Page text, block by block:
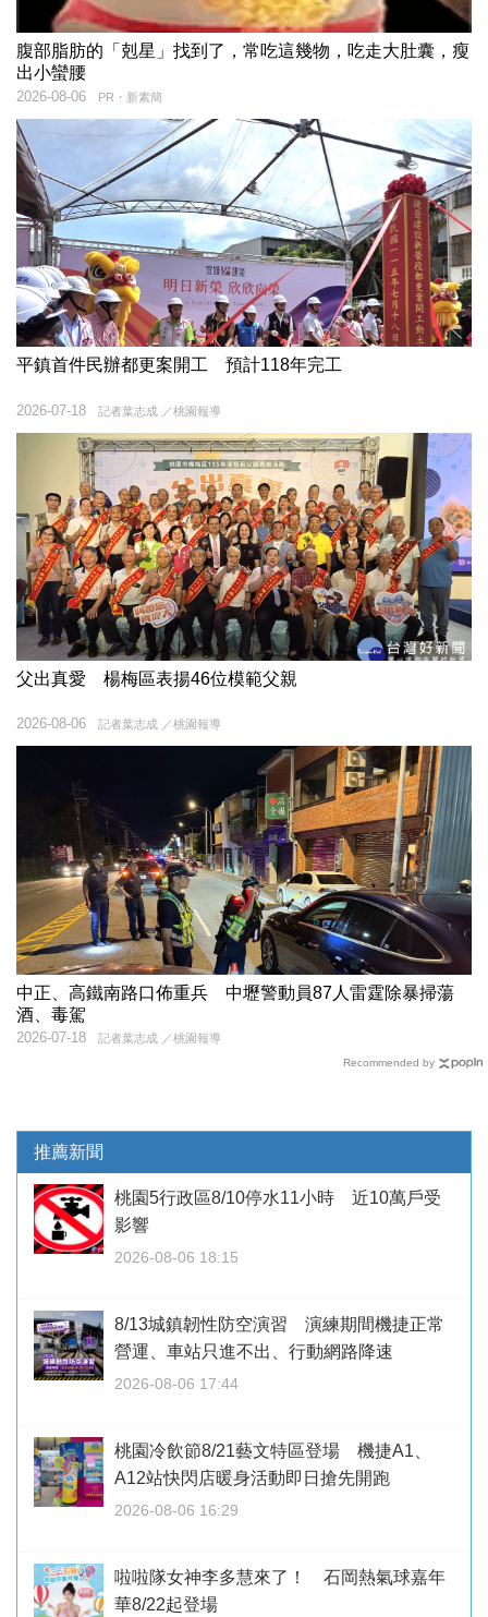
腹部脂肪的「剋星」找到了，常吃這幾物，吃走大肚囊，瘦
出小蠻腰
PR・新素簡
2026-08-06
平鎮首件民辦都更案開工 預計118年完工
記者葉志成 ／桃園報導
2026-07-18
父出真愛 楊梅區表揚46位模範父親
記者葉志成 ／桃園報導
2026-08-06
中正、高鐵南路口佈重兵 中壢警動員87人雷霆除暴掃蕩
酒、毒駕
記者葉志成 ／桃園報導
2026-07-18
Recommended by
推薦新聞
桃園5行政區8/10停水11小時 近10萬戶受
影響
2026-08-06 18:15
8/13城鎮韌性防空演習 演練期間機捷正常
營運、車站只進不出、行動網路降速
2026-08-06 17:44
桃園冷飲節8/21藝文特區登場 機捷A1、
A12站快閃店暖身活動即日搶先開跑
2026-08-06 16:29
啦啦隊女神李多慧來了！ 石岡熱氣球嘉年
華8/22起登場